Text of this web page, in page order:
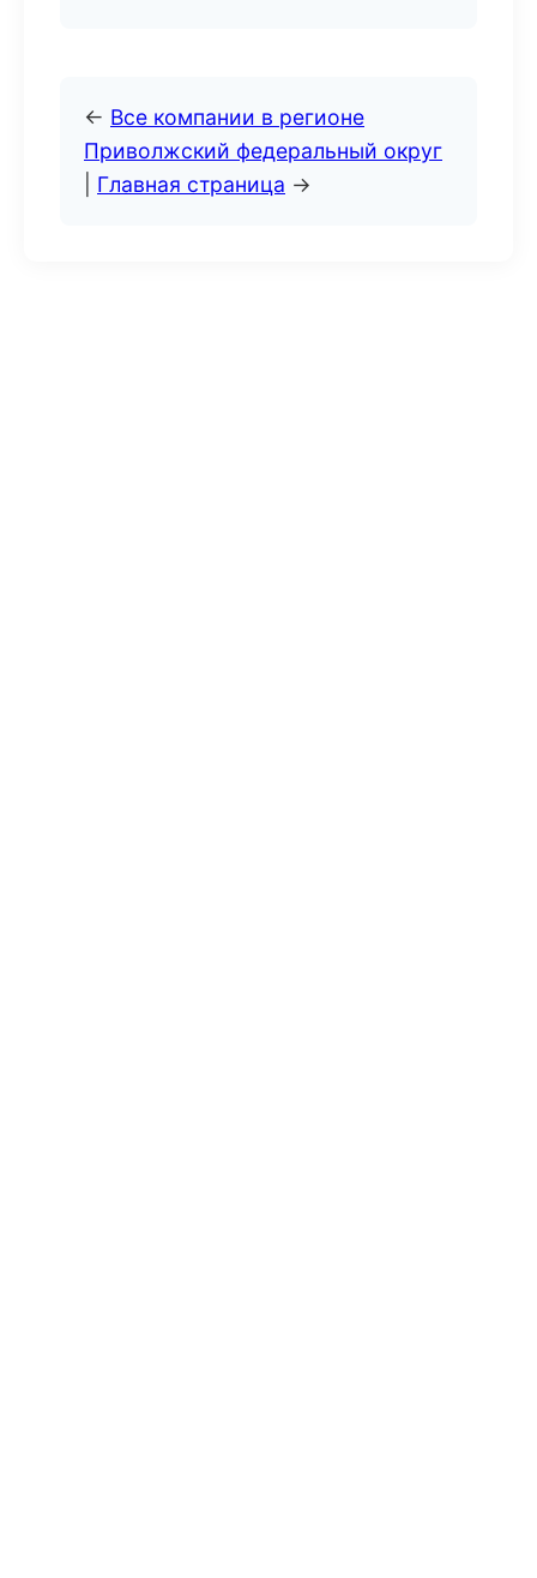
← Все компании в регионе
Приволжский федеральный округ
Главная страница →